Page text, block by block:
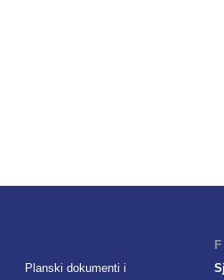
Planski dokumenti i